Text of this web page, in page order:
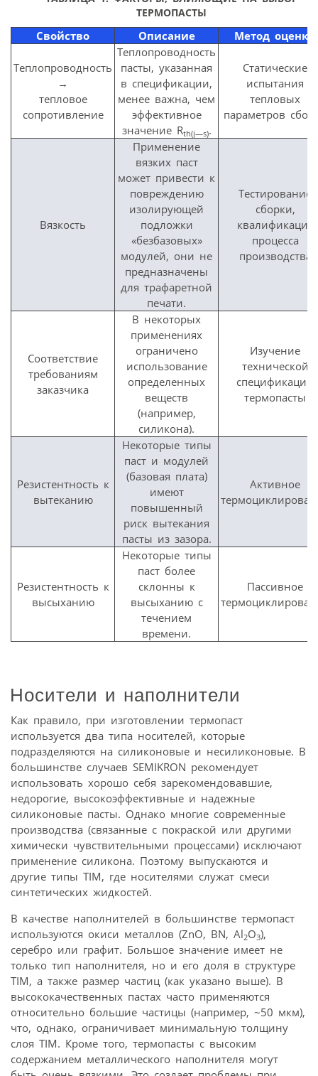
ТЕРМОПАСТЫ
Свойство Описание Метод оценки
Теплопроводность
→
тепловое
сопротивление
Теплопроводность
пасты, указанная
в спецификации,
менее важна, чем
эффективное
значение Rth(j—s).
Статические
испытания
тепловых
параметров
Вязкость
Применение
вязких паст
может привести к
повреждению
изолирующей
подложки
«безбазовых»
модулей, они не
предназначены
для трафаретной
печати.
Тестирование
сборки,
квалификация
процесса
производства
Соответствие
требованиям
заказчика
В некоторых
применениях
ограничено
использование
определенных
веществ
(например,
силикона).
Изучение
технической
спецификации
термопасты
Резистентность к
вытеканию
Некоторые типы
паст и модулей
(базовая плата)
имеют
повышенный
риск вытекания
пасты из зазора.
Активное
Резистентность к
высыханию
Некоторые типы
паст более
склонны к
высыханию с
течением
времени.
Пассивное
Носители и наполнители
Как правило, при изготовлении термопаст
используется два типа носителей, которые
подразделяются на силиконовые и несиликоновые. В
большинстве случаев SEMIKRON рекомендует
использовать хорошо себя зарекомендовавшие,
недорогие, высокоэффективные и надежные
силиконовые пасты. Однако многие современные
производства (связанные с покраской или другими
химически чувствительными процессами) исключают
применение силикона. Поэтому выпускаются и
другие типы TIM, где носителями служат смеси
синтетических жидкостей.
В качестве наполнителей в большинстве термопаст
используются окиси металлов (ZnO, BN, Al2O3),
серебро или графит. Большое значение имеет не
только тип наполнителя, но и его доля в структуре
TIM, а также размер частиц (как указано выше). В
высококачественных пастах часто применяются
относительно большие частицы (например, ~50 мкм),
что, однако, ограничивает минимальную толщину
слоя TIM. Кроме того, термопасты с высоким
содержанием металлического наполнителя могут